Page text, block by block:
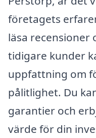
företagets
läsa recensioner
tidigare kunder
uppfattning om
pålitlighet. Du
garantier och
värde för din